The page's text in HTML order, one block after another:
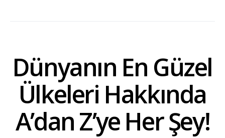
Dünyanın En Güzel
Ülkeleri Hakkında
A’dan Z’ye Her Şey!